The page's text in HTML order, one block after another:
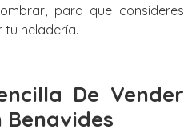
para que consideres
tu heladería.
De Vender
Benavides